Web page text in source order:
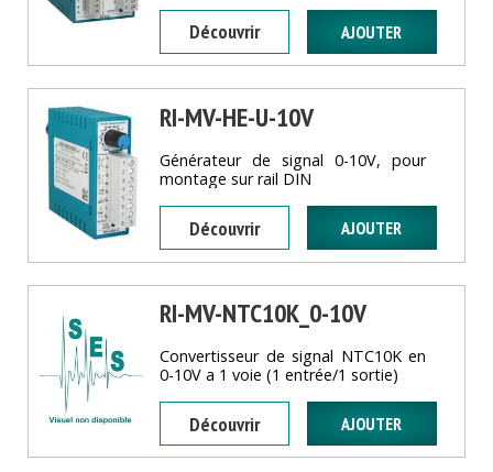
Découvrir
RI-MV-HE-U-10V
Générateur de signal 0-10V, pour
montage sur rail DIN
Découvrir
RI-MV-NTC10K_0-10V
Convertisseur de signal NTC10K en
0-10V a 1 voie (1 entrée/1 sortie)
Découvrir